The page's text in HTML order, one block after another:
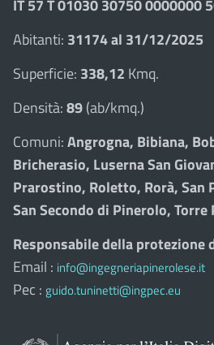
IT 57 T 01030 30750 0000000
Abitanti: 31174 al 31/12/2025
Superficie: 338,12 Kmq.
Densità:89(ab/kmq.)
Comuni:Angrogna, Bibiana,
Bricherasio, Luserna San
Prarostino, Roletto, Rorà, San
San Secondo di Pinerolo,
Responsabile della protezione
Email : info@ingegneriapinerolese.it
Pec : guido.tuninetti@ingpec.eu